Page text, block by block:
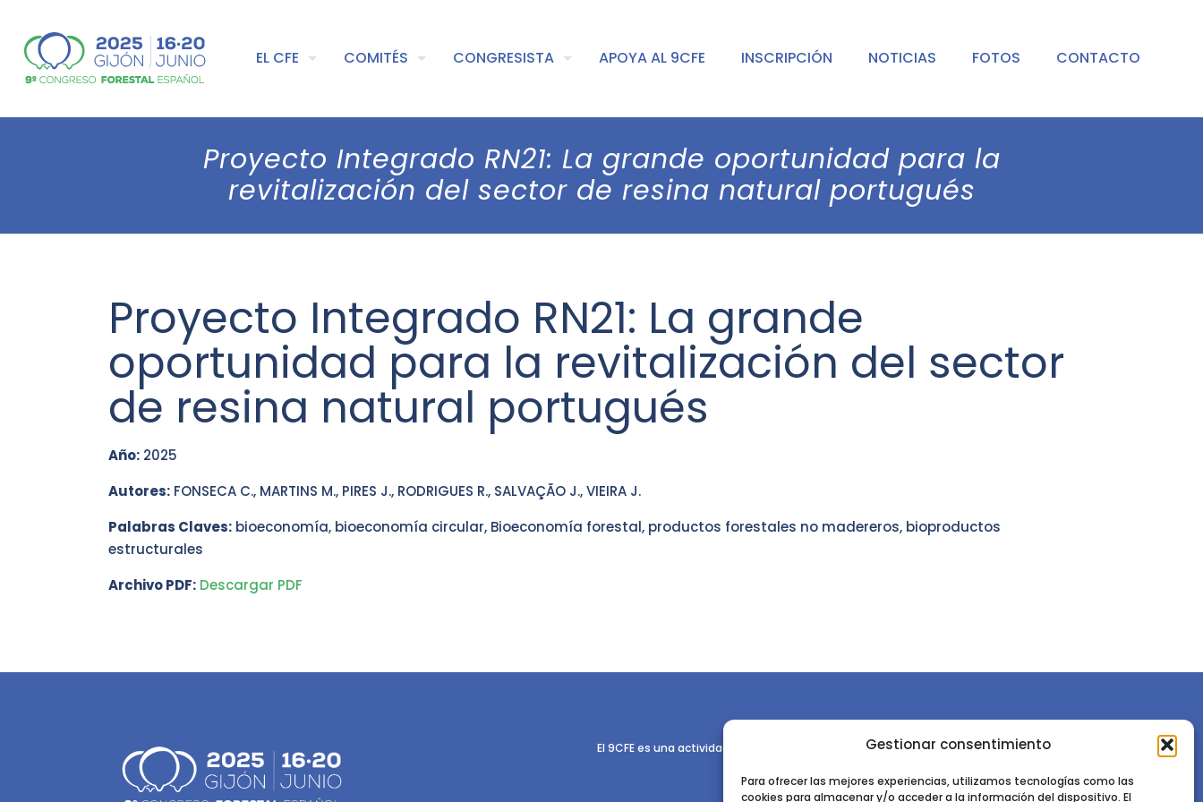
Gestionar consentimiento
Para ofrecer las mejores experiencias, utilizamos tecnologías como las
cookies para almacenar y/o acceder a la información del dispositivo. El
EL CFE COMITÉS CONGRESISTA APOYA AL 9CFE INSCRIPCIÓN NOTICIAS FOTOS CONTACTO
Proyecto Integrado RN21: La grande oportunidad para la
revitalización del sector de resina natural portugués
Proyecto Integrado RN21: La grande
oportunidad para la revitalización del sector
de resina natural portugués
Año: 2025
Autores: FONSECA C., MARTINS M., PIRES J., RODRIGUES R., SALVAÇÃO J., VIEIRA J.
Palabras Claves: bioeconomía, bioeconomía circular, Bioeconomía forestal, productos forestales no madereros, bioproductos
estructurales
Archivo PDF: Descargar PDF
El 9CFE es una actividad promovida por la Sociedad Española de Ciencias Forestales
Instituto de Ciencias Forestales, INIA-CSIC